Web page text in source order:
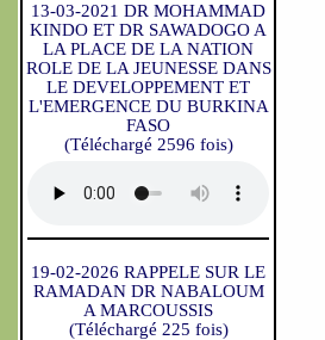
13-03-2021 DR MOHAMMAD
KINDO ET DR SAWADOGO A
LA PLACE DE LA NATION
ROLE DE LA JEUNESSE DANS
LE DEVELOPPEMENT ET
L'EMERGENCE DU BURKINA
FASO
(Téléchargé 2596 fois)
19-02-2026 RAPPELE SUR LE
RAMADAN DR NABALOUM
A MARCOUSSIS
(Téléchargé 225 fois)